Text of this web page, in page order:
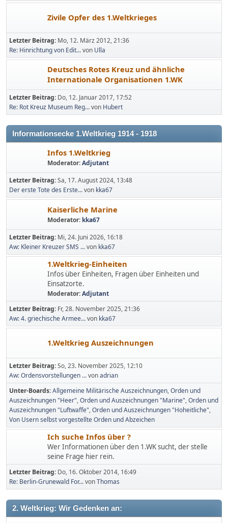
Zivile Opfer des 1.Weltkrieges
Letzter Beitrag: Mo, 12. März 2012, 21:36
Re: Hinrichtung von Edit...von Ulla
Deutsches Rotes Kreuz und ähnliche
Internationale Organisationen 1.WK
Letzter Beitrag: Do, 12. Januar 2017, 17:52
Re: Rot Kreuz Museum Reg...von Hubert
Informationsecke 1.Weltkrieg 1914 - 1918
Infos 1.Weltkrieg
Moderator:Adjutant
Letzter Beitrag:Sa, 17. August 2024, 13:48
Der erste Tote des Erste...von kka67
Kaiserliche Marine
Moderator: kka67
Letzter Beitrag: Mi, 24. Juni 2026, 16:18
Aw: Kleiner Kreuzer SMS ...von kka67
1.Weltkrieg-Einheiten
Infos über Einheiten, Fragen über Einheiten und
Einsatzorte.
Moderator:Adjutant
Letzter Beitrag: Fr, 28. November 2025, 21:36
Aw: 4. griechische Armee...von kka67
1.Weltkrieg Auszeichnungen
Letzter Beitrag:So, 23. November 2025, 12:10
Aw: Ordensvorstellungen ...vonadrian
Unter-Boards Allgemeine Militärische Auszeichnungen Orden und
Auszeichnungen "Heer" Orden und Auszeichnungen "Marine" Orden und
Auszeichnungen "Luftwaffe" Orden und Auszeichnungen "Hoheitliche"
Von Usern selbst vorgestellte Orden und Abzeichen
Ich suche Infos über ?
Wer Informationen über den 1.WK sucht, der stelle
seine Frage hier rein.
Letzter Beitrag: Do, 16. Oktober 2014, 16:49
Re: Berlin-Grunewald For...vonThomas
2. Weltkrieg: Wir Gedenken an: